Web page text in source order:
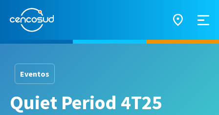
Eventos
Quiet Period 4T25